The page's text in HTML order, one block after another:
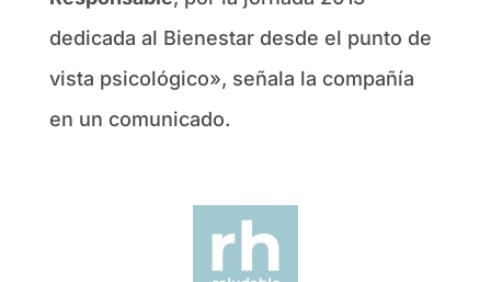
dedicada al Bienestar desde el punto de
vista psicológico», señala la compañía
en un comunicado.